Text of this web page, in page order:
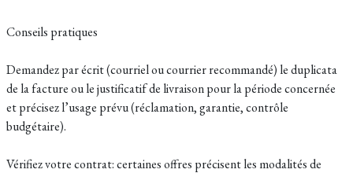
Conseils pratiques
Demandez par écrit (courriel ou courrier recommandé) le duplicata
de la facture ou le justificatif de livraison pour la période concernée
et précisez l’usage prévu (réclamation, garantie, contrôle
budgétaire).
Vérifiez votre contrat: certaines offres précisent les modalités de